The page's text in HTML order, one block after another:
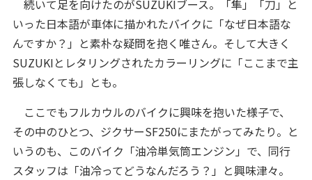
続いて足を向けたのがSUZUKIブース。「隼」「刀」と
いった日本語が車体に描かれたバイクに「なぜ日本語な
んですか？」と素朴な疑問を抱く唯さん。そして大きく
SUZUKIとレタリングされたカラーリングに「ここまで主
張しなくても」とも。
ここでもフルカウルのバイクに興味を抱いた様子で、
その中のひとつ、ジクサーSF250にまたがってみたり。と
いうのも、このバイク「油冷単気筒エンジン」で、同行
スタッフは「油冷ってどうなんだろう？」と興味津々。